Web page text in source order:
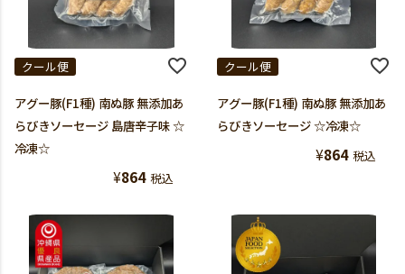
クール便
アグー豚(F1種) 南ぬ豚 無添加あ
らびきソーセージ 島唐辛子味 ☆
冷凍☆
¥864 税込
クール便
アグー豚(F1種) 南ぬ豚 無添加あ
らびきソーセージ ☆冷凍☆
¥864 税込